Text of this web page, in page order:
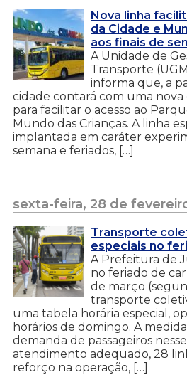
Nova linha
da Cidade e
aos finais de
A Unidade de
Transporte
informa que, a
cidade contará com uma
para facilitar o acesso ao
Mundo das Crianças. A linha
implantada em caráter
semana e feriados, […]
sexta-feira, 28 de
Transporte
especiais no
A Prefeitura de
no feriado de
de março
transporte
uma tabela horária especial,
horários de domingo. A
demanda de passageiros
atendimento adequado, 28
reforço na operação, […]